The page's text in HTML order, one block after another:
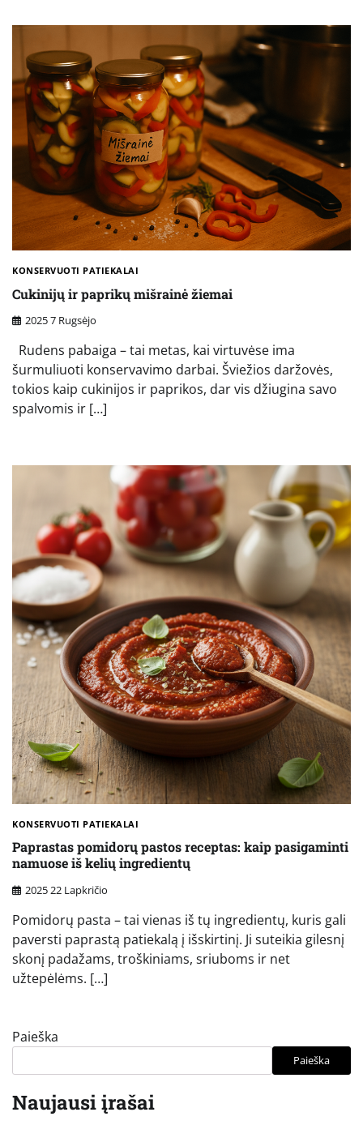
KONSERVUOTI PATIEKALAI
Cukinijų ir paprikų mišrainė žiemai
2025 7 Rugsėjo
Rudens pabaiga – tai metas, kai virtuvėse ima
šurmuliuoti konservavimo darbai. Šviežios daržovės,
tokios kaip cukinijos ir paprikos, dar vis džiugina savo
spalvomis ir […]
KONSERVUOTI PATIEKALAI
Paprastas pomidorų pastos receptas: kaip pasigaminti
namuose iš kelių ingredientų
2025 22 Lapkričio
Pomidorų pasta – tai vienas iš tų ingredientų, kuris gali
paversti paprastą patiekalą į išskirtinį. Ji suteikia gilesnį
skonį padažams, troškiniams, sriuboms ir net
užtepėlėms. […]
Paieška
Paieška
Naujausi įrašai